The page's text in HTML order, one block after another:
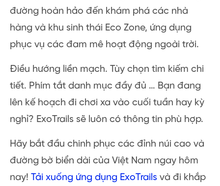
đường hoàn hảo đến khám phá các nhà
hàng và khu sinh thái Eco Zone, ứng dụng
phục vụ các đam mê hoạt động ngoài trời.
Điều hướng liền mạch. Tùy chọn tìm kiếm chi
tiết. Phím tắt danh mục đầy đủ … Bạn đang
lên kế hoạch đi chơi xa vào cuối tuần hay kỳ
nghỉ? ExoTrails sẽ luôn có thông tin phù hợp.
Hãy bắt đầu chinh phục các đỉnh núi cao và
đường bờ biển dài của Việt Nam ngay hôm
nay! Tải xuống ứng dụng ExoTrails và đi khắp